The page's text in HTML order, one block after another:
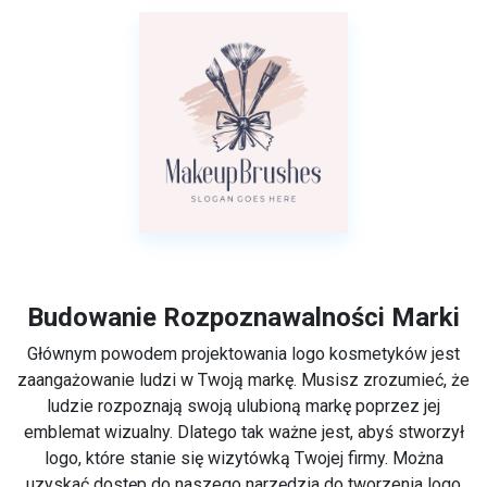
Budowanie Rozpoznawalności Marki
Głównym powodem projektowania logo kosmetyków jest
zaangażowanie ludzi w Twoją markę. Musisz zrozumieć, że
ludzie rozpoznają swoją ulubioną markę poprzez jej
emblemat wizualny. Dlatego tak ważne jest, abyś stworzył
logo, które stanie się wizytówką Twojej firmy. Można